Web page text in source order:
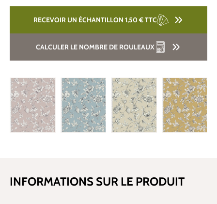
RECEVOIR UN ÉCHANTILLON 1,50 €TTC
CALCULER LE NOMBRE DE ROULEAUX
INFORMATIONS SUR LE PRODUIT